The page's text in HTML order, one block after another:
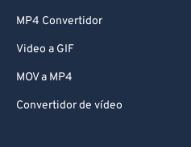
MP4 Convertidor
Video a GIF
MOV a MP4
Convertidor de vídeo